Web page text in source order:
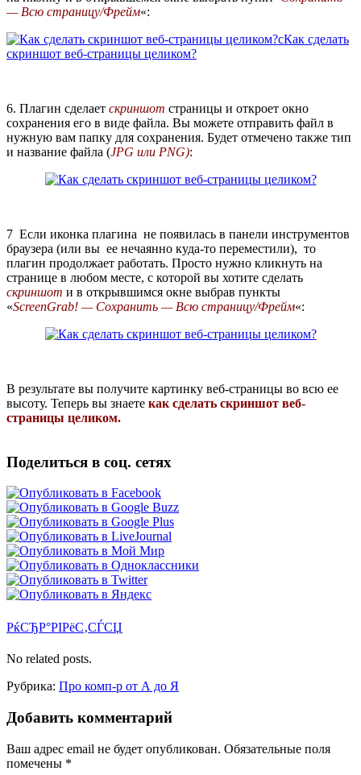
— Всю страницу/Фрейм«:
6. Плагин сделает скриншот страницы и откроет окно
сохранения его в виде файла. Вы можете отправить файл в
нужную вам папку для сохранения. Будет отмечено также тип
и название файла (JPG или PNG):
7 Если иконка плагина не появилась в панели инструментов
браузера (или вы ее нечаянно куда-то переместили), то
плагин продолжает работать. Просто нужно кликнуть на
странице в любом месте, с которой вы хотите сделать
скриншот и в открывшимся окне выбрав пункты
«ScreenGrab! — Сохранить — Всю страницу/Фрейм«:
В результате вы получите картинку веб-страницы во всю ее
высоту. Теперь вы знаете как сделать скриншот веб-
страницы целиком.
Поделиться в соц. сетях
РќСЂР°РІРёС‚СЃСЏ
No related posts.
Рубрика: Про комп-р от А до Я
Добавить комментарий
Ваш адрес email не будет опубликован. Обязательные поля
помечены *